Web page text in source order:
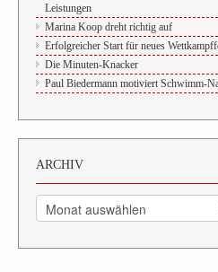
Leistungen
Marina Koop dreht richtig auf
Erfolgreicher Start für neues
Die Minuten-Knacker
Paul Biedermann motiviert Schwimm-
ARCHIV
Archiv